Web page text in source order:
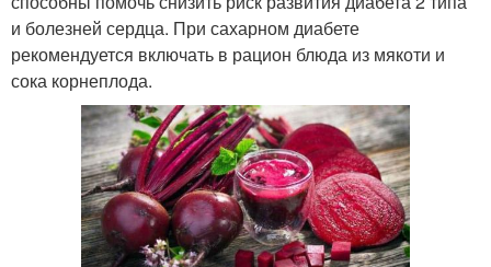
и болезней сердца. При сахарном диабете
рекомендуется включать в рацион блюда из мякоти и
сока корнеплода.